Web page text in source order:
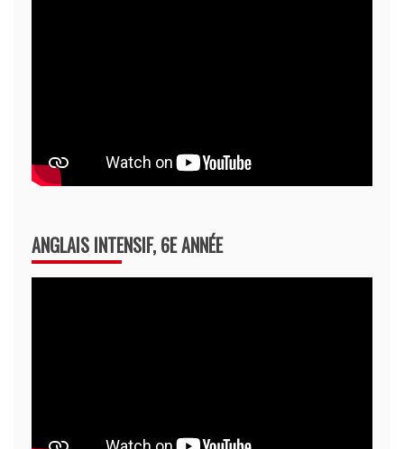
ANGLAIS INTENSIF, 6E ANNÉE